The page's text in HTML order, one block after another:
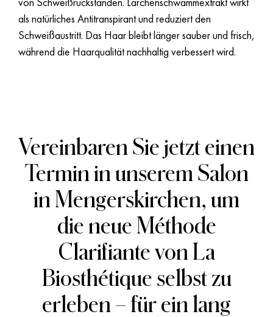
als natürliches Antitranspirant und reduziert den
Schweißaustritt. Das Haar bleibt länger sauber und frisch,
während die Haarqualität nachhaltig verbessert wird.
Vereinbaren Sie jetzt einen
Termin in unserem Salon
in Mengerskirchen, um
die neue Méthode
Clarifiante von La
Biosthétique selbst zu
erleben – für ein lang